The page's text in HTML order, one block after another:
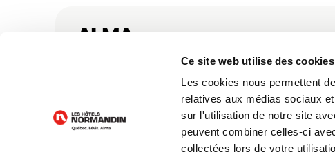
Ce site web utilise des
Les cookies nous permettent
relatives aux médias sociaux
sur l'utilisation de notre site
peuvent combiner celles-ci
collectées lors de votre
ALMA
Hôtel-Motel Normandin Alma
Suggestions d'activités
Tourisme Saguenay-Lac-Saint-Jean
Tourisme Alma Lac-Saint-Jean